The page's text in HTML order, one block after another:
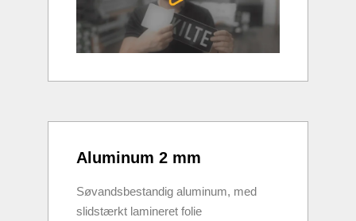
Aluminum 2 mm
Søvandsbestandig aluminum, med
slidstærkt lamineret folie